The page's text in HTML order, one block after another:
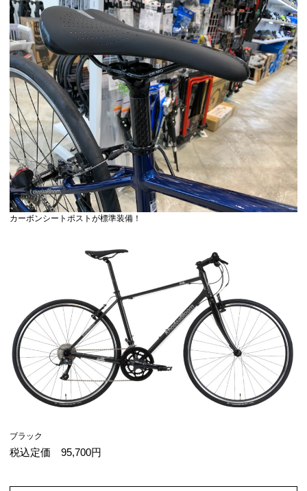
カーボンシートポストが標準装備！
ブラック
税込定価 95,700円